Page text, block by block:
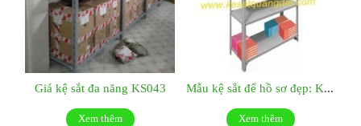
Giá kệ sắt đa năng KS043
Xem thêm
Mẫu kệ sắt để hồ sơ đẹp: KS042
Xem thêm